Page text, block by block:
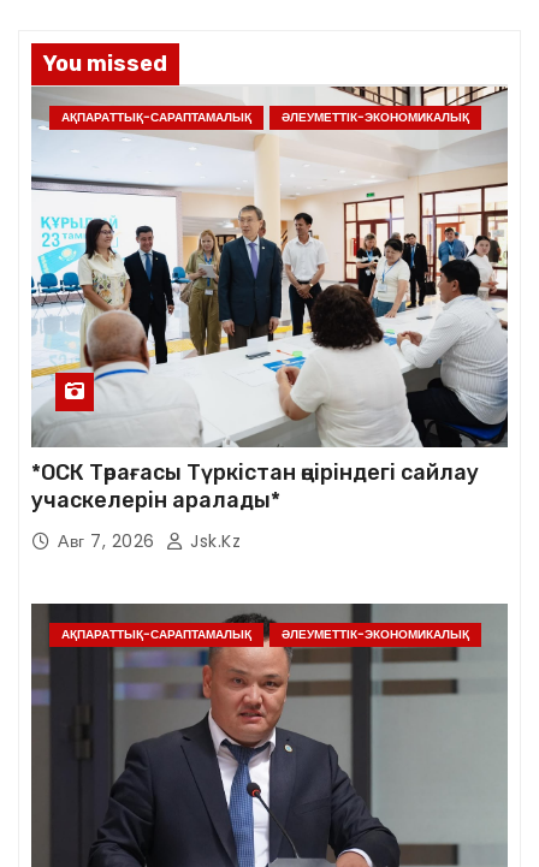
You missed
АҚПАРАТТЫҚ-САРАПТАМАЛЫҚ ӘЛЕУМЕТТІК-ЭКОНОМИКАЛЫҚ
*ОСК Төрағасы Түркістан өңіріндегі сайлау
учаскелерін аралады*
Авг 7, 2026 Jsk.kz
АҚПАРАТТЫҚ-САРАПТАМАЛЫҚ ӘЛЕУМЕТТІК-ЭКОНОМИКАЛЫҚ